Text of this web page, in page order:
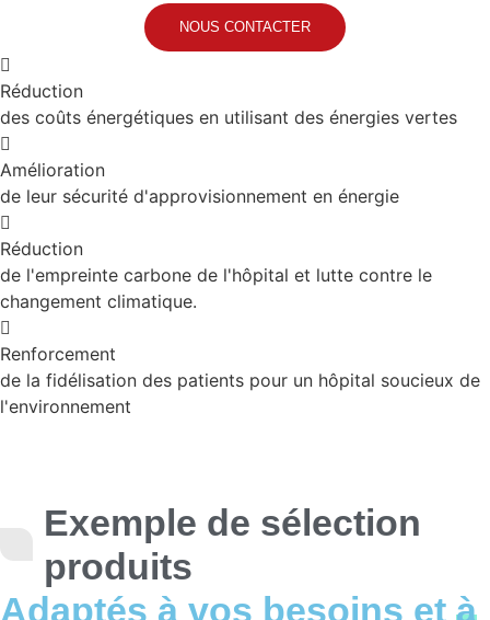
NOUS CONTACTER
Réduction
des coûts énergétiques en utilisant des énergies vertes
Amélioration
de leur sécurité d'approvisionnement en énergie
Réduction
de l'empreinte carbone de l'hôpital et lutte contre le
changement climatique.
Renforcement
de la fidélisation des patients pour un hôpital soucieux de
l'environnement
Exemple de sélection
produits
Adaptés à vos besoins et à